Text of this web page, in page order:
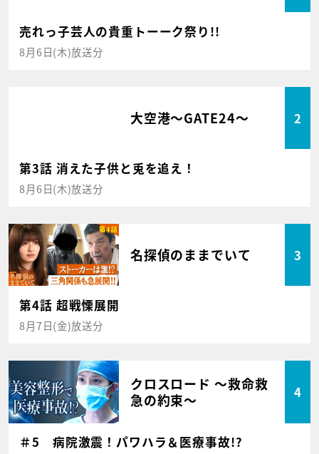
売れっ子芸人の貴重トーーク祭り!!
8月6日(木)放送分
大空港～GATE24～ 2
第3話 消えた子供と兎を追え！
8月6日(木)放送分
名探偵のままでいて 3
第4話 超戦慄展開
8月7日(金)放送分
クロスロード ～救命救
急の約束～
4
＃5 病院激震！パワハラ＆医療事故!?